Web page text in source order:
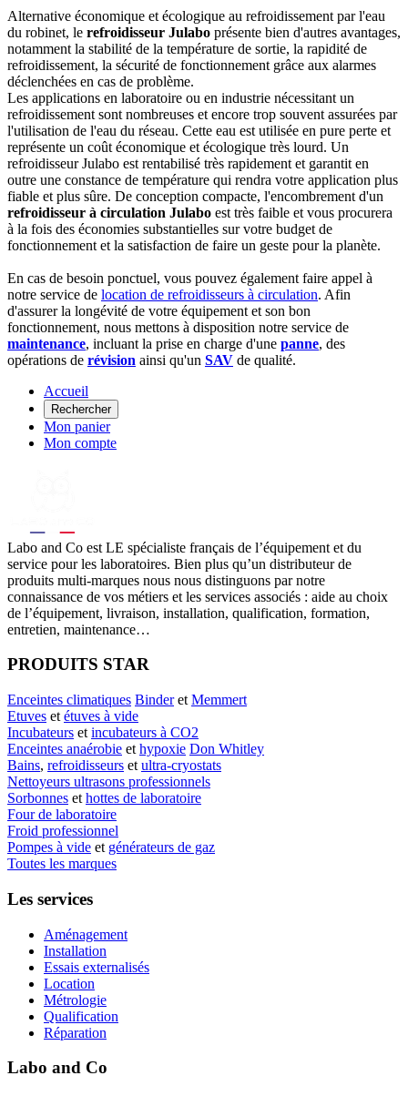
Alternative économique et écologique au refroidissement par l'eau
du robinet, le refroidisseur Julabo présente bien d'autres avantages,
notamment la stabilité de la température de sortie, la rapidité de
refroidissement, la sécurité de fonctionnement grâce aux alarmes
déclenchées en cas de problème.
Les applications en laboratoire ou en industrie nécessitant un
refroidissement sont nombreuses et encore trop souvent assurées par
l'utilisation de l'eau du réseau. Cette eau est utilisée en pure perte et
représente un coût économique et écologique très lourd. Un
refroidisseur Julabo est rentabilisé très rapidement et garantit en
outre une constance de température qui rendra votre application plus
fiable et plus sûre. De conception compacte, l'encombrement d'un
refroidisseur à circulation Julabo est très faible et vous procurera
à la fois des économies substantielles sur votre budget de
fonctionnement et la satisfaction de faire un geste pour la planète.
En cas de besoin ponctuel, vous pouvez également faire appel à
notre service de location de refroidisseurs à circulation. Afin
d'assurer la longévité de votre équipement et son bon
fonctionnement, nous mettons à disposition notre service de
maintenance, incluant la prise en charge d'une panne, des
opérations de révision ainsi qu'un SAV de qualité.
Accueil
Rechercher
Mon panier
Mon compte
Labo and Co est LE spécialiste français de l’équipement et du
service pour les laboratoires. Bien plus qu’un distributeur de
produits multi-marques nous nous distinguons par notre
connaissance de vos métiers et les services associés : aide au choix
de l’équipement, livraison, installation, qualification, formation,
entretien, maintenance…
PRODUITS STAR
Enceintes climatiques Binderet Memmert
Etuves et étuves à vide
Incubateurs et incubateurs à CO2
Enceintes anaérobie et hypoxie Don Whitley
Bains, refroidisseurs et ultra-cryostats
Nettoyeurs ultrasons professionnels
Sorbonnes et hottes de laboratoire
Four de laboratoire
Froid professionnel
Pompes à vide et générateurs de gaz
Toutes les marques
Les services
Aménagement
Installation
Essais externalisés
Location
Métrologie
Qualification
Réparation
Labo and Co